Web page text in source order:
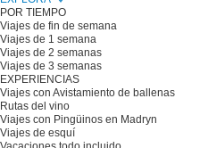
POR TIEMPO
Viajes de fin de semana
Viajes de 1 semana
Viajes de 2 semanas
Viajes de 3 semanas
EXPERIENCIAS
Viajes con Avistamiento de ballenas
Rutas del vino
Viajes con Pingüinos en Madryn
Viajes de esquí